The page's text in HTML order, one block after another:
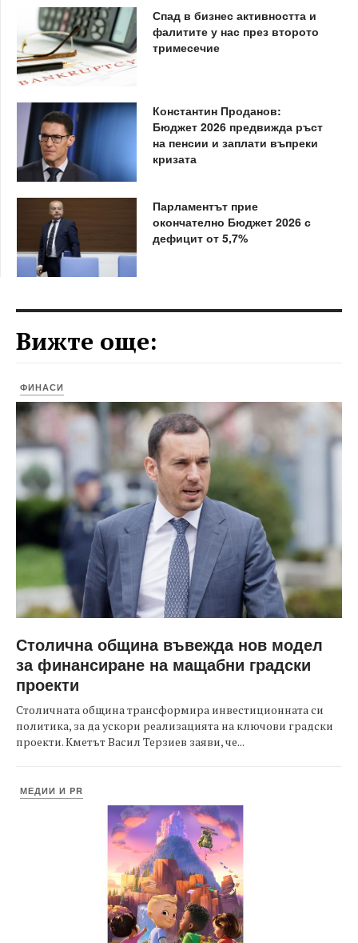
Спад в бизнес активността и
фалитите у нас през второто
тримесечие
Константин Проданов:
Бюджет 2026 предвижда ръст
на пенсии и заплати въпреки
кризата
Парламентът прие
окончателно Бюджет 2026 с
дефицит от 5,7%
Вижте още:
ФИНАСИ
Столична община въвежда нов модел
за финансиране на мащабни градски
проекти
Столичната община трансформира инвестиционната си
политика, за да ускори реализацията на ключови градски
проекти. Кметът Васил Терзиев заяви, че...
МЕДИИ И PR